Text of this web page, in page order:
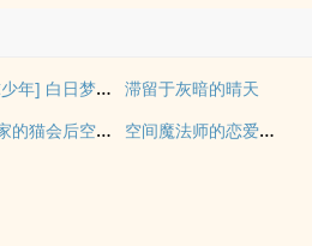
[排球少年] 白日梦想家
滞留于灰暗的晴天
男友家的猫会后空翻吗？ 空间魔法师的恋爱事故